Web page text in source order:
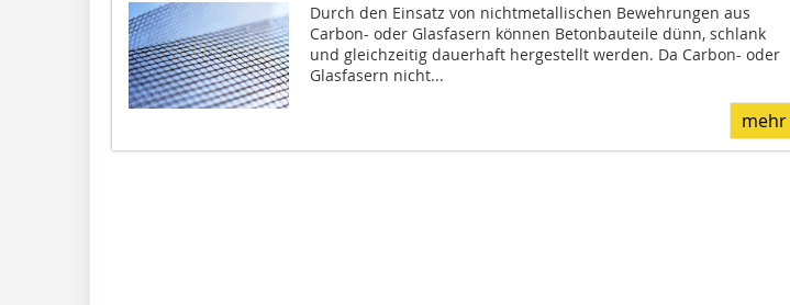
Durch den Einsatz von nichtmetallischen Bewehrungen aus
Carbon- oder Glasfasern können Betonbauteile dünn, schlank
und gleichzeitig dauerhaft hergestellt werden. Da Carbon- oder
Glasfasern nicht...
mehr